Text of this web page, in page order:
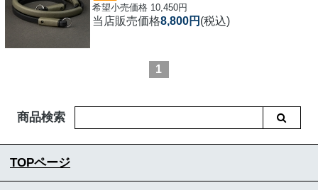
希望小売価格 10,450円
当店販売価格8,800円 (税込)
1
商品検索
TOPページ